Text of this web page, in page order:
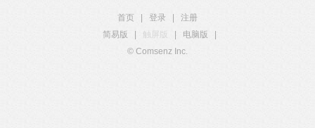
首页 登录
注册
简易版
触屏版 电脑版
© Comsenz Inc.